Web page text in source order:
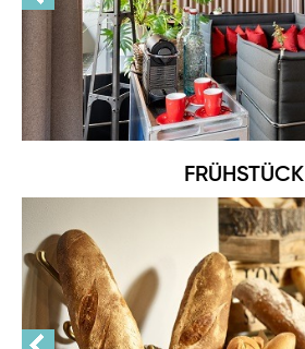
FRÜHSTÜCK